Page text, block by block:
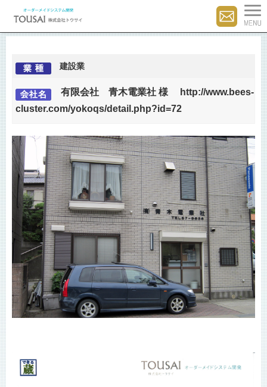
建設業
有限会社 青木電業社 様
http://www.bees-
cluster.com/yokoqs/detail.php?id=72